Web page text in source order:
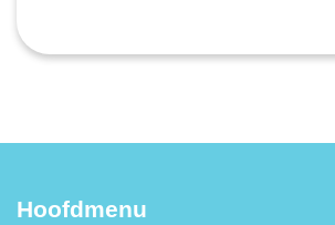
Hoofdmenu